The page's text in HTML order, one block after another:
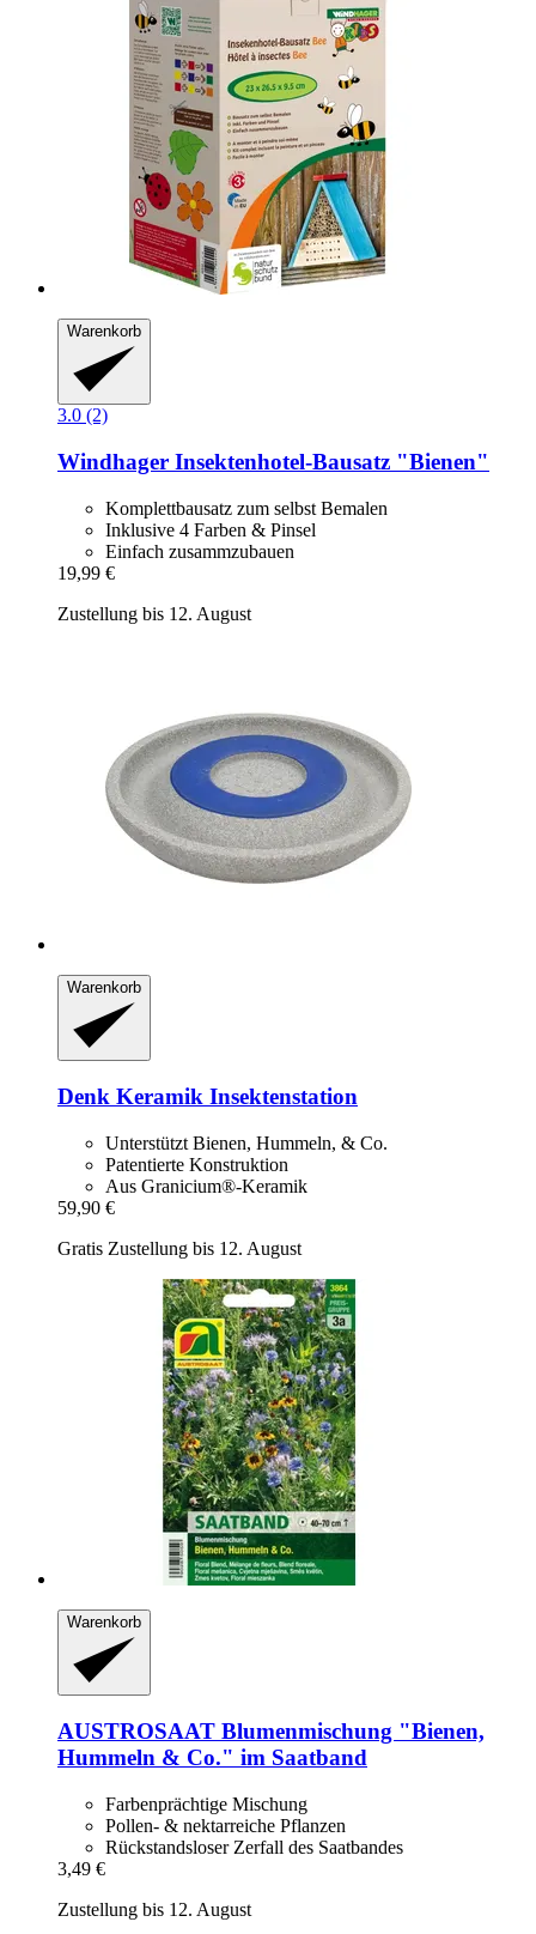
Warenkorb
3.0 (2)
Windhager Insektenhotel-​Bausatz "Bienen"
Komplettbausatz zum selbst Bemalen
Inklusive 4 Farben & Pinsel
Einfach zusammzubauen
19,99 €
Zustellung bis 12. August
Warenkorb
Denk Keramik Insektenstation
Unterstützt Bienen, Hummeln, & Co.
Patentierte Konstruktion
Aus Granicium®-Keramik
59,90 €
Gratis Zustellung bis 12. August
Warenkorb
AUSTROSAAT Blumenmischung "Bienen,
Hummeln & Co." im Saatband
Farbenprächtige Mischung
Pollen- & nektarreiche Pflanzen
Rückstandsloser Zerfall des Saatbandes
3,49 €
Zustellung bis 12. August